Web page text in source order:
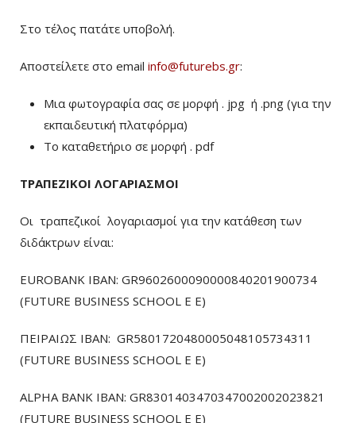
Στο τέλος πατάτε υποβολή.
Αποστείλετε στο email info@futurebs.gr:
Μια φωτογραφία σας σε μορφή . jpg ή .png (για την
εκπαιδευτική πλατφόρμα)
To καταθετήριο σε μορφή . pdf
ΤΡΑΠΕΖΙΚΟΙ ΛΟΓΑΡΙΑΣΜΟΙ
Οι τραπεζικοί λογαριασμοί για την κατάθεση των
διδάκτρων είναι:
EUROBANK IBAN: GR9602600090000840201900734
(FUTURE BUSINESS SCHOOL E E)
ΠΕΙΡΑΙΩΣ ΙΒΑΝ: GR5801720480005048105734311
(FUTURE BUSINESS SCHOOL E E)
ALPHA BANK IBAN: GR8301403470347002002023821
(FUTURE BUSINESS SCHOOL E E)